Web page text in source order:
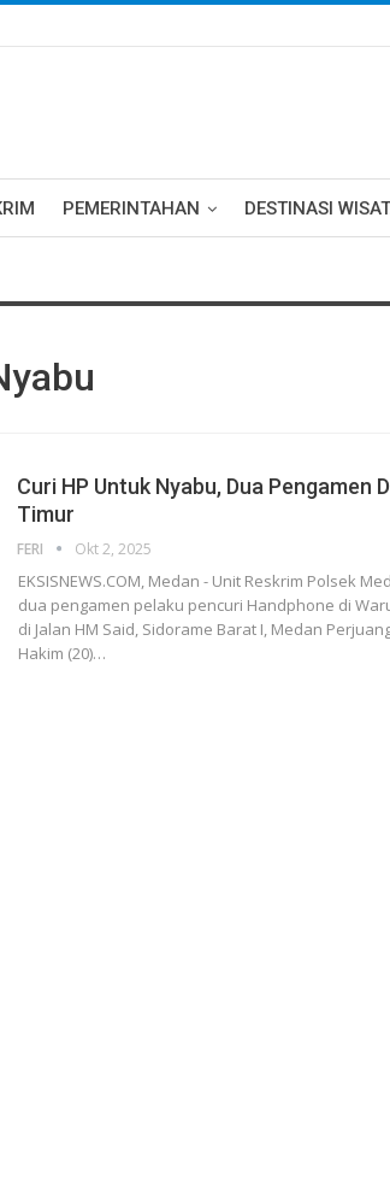
PEMERINTAHAN DESTINASI
Curi HP Untuk Nyabu, Dua Pengamen
Timur
FERI Okt 2, 2025
EKSISNEWS.COM, Medan - Unit Reskrim Polsek
dua pengamen pelaku pencuri Handphone di
di Jalan HM Said, Sidorame Barat I, Medan
Hakim (20)…